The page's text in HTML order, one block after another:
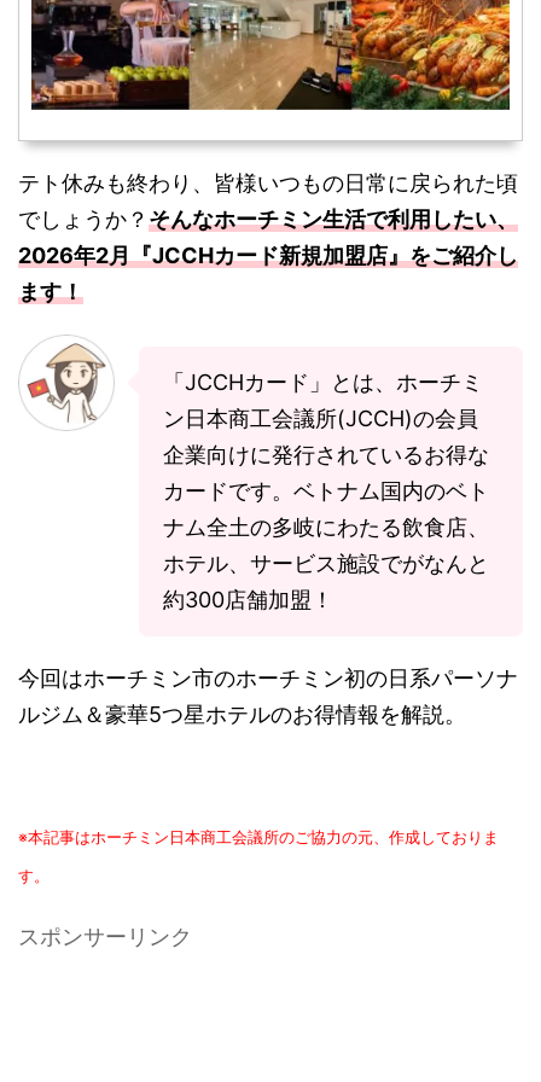
テト休みも終わり、皆様いつもの日常に戻られた頃
でしょうか？ そんなホーチミン生活で利用したい、
2026年2月『JCCHカード新規加盟店』をご紹介し
ます！
「JCCHカード」とは、ホーチミ
ン日本商工会議所(JCCH)の会員
企業向けに発行されているお得な
カードです。ベトナム国内のベト
ナム全土の多岐にわたる飲食店、
ホテル、サービス施設でがなんと
約300店舗加盟！
今回はホーチミン市のホーチミン初の日系パーソナ
ルジム＆豪華5つ星ホテルのお得情報を解説。
※本記事はホーチミン日本商工会議所のご協力の元、作成しておりま
す。
スポンサーリンク